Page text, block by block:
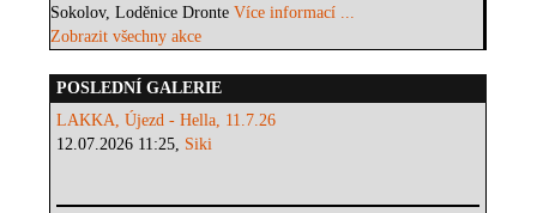
Sokolov, Loděnice DronteVíce informací ...
Zobrazit všechny akce
POSLEDNÍ GALERIE
LAKKA, Újezd - Hella, 11.7.26
12.07.2026 11:25, Siki